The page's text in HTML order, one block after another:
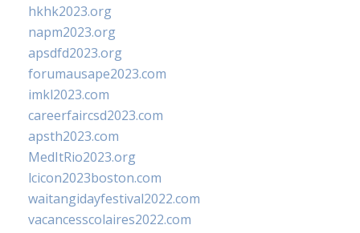
hkhk2023.org
napm2023.org
apsdfd2023.org
forumausape2023.com
imkl2023.com
careerfaircsd2023.com
apsth2023.com
MedItRio2023.org
lcicon2023boston.com
waitangidayfestival2022.com
vacancesscolaires2022.com